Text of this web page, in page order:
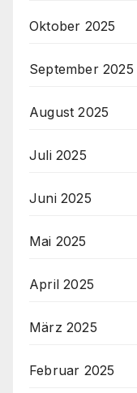
Oktober 2025
September 2025
August 2025
Juli 2025
Juni 2025
Mai 2025
April 2025
März 2025
Februar 2025